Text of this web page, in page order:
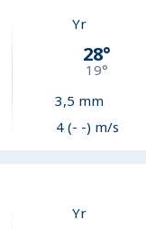
Yr
28°
19°
3,5 mm
4 (- -) m/s
Yr